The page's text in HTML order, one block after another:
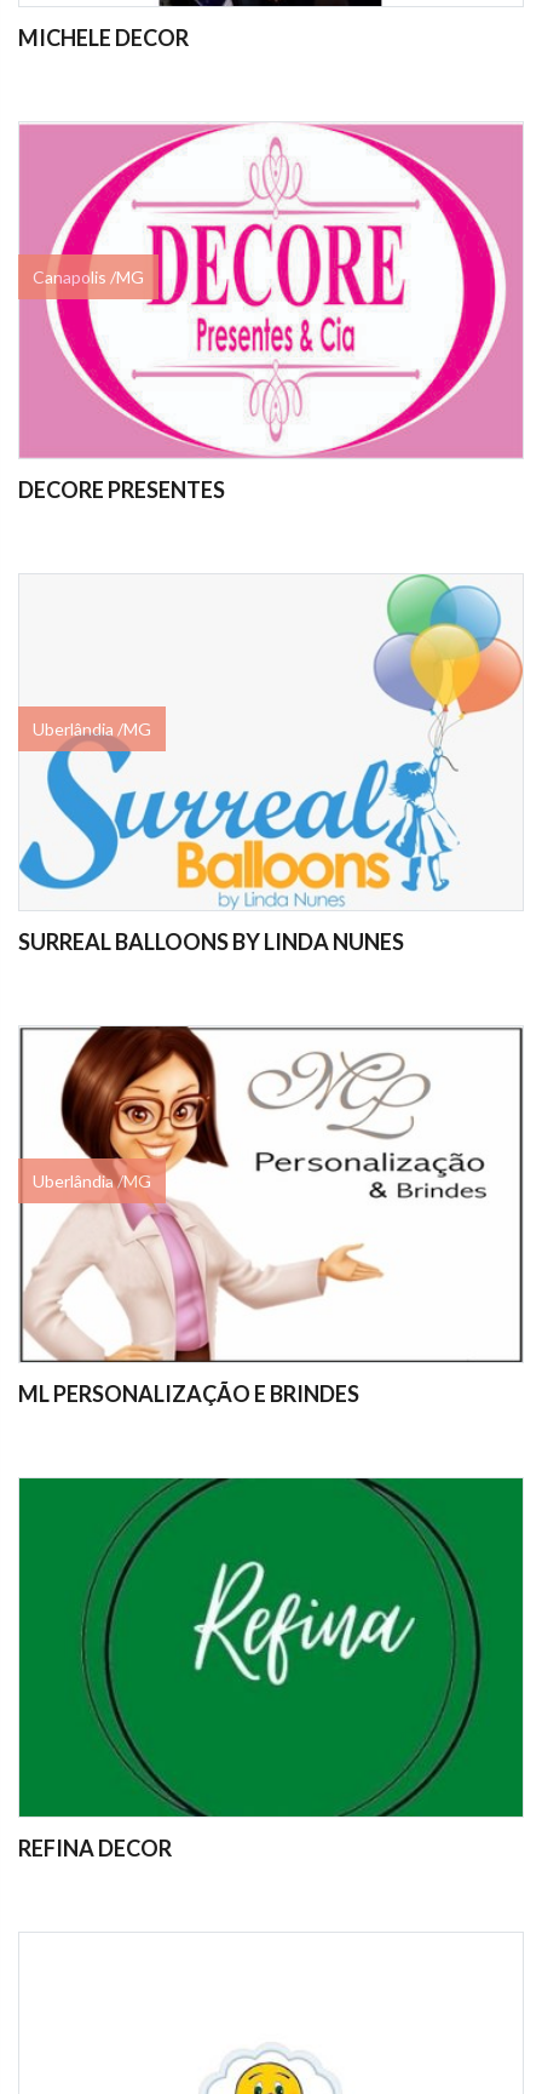
MICHELE DECOR
Canapolis /MG
DECORE PRESENTES
Uberlândia /MG
SURREAL BALLOONS BY LINDA NUNES
Uberlândia /MG
ML PERSONALIZAÇÃO E BRINDES
REFINA DECOR